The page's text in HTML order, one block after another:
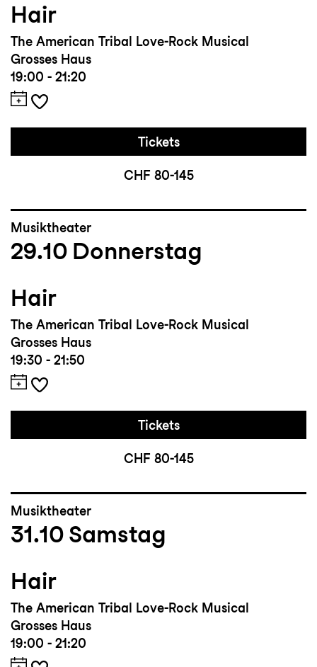
Hair
The American Tribal Love-Rock Musical
Grosses Haus
19:00 - 21:20
Tickets
CHF 80-145
Musiktheater
29.10 Donnerstag
Hair
The American Tribal Love-Rock Musical
Grosses Haus
19:30 - 21:50
Tickets
CHF 80-145
Musiktheater
31.10 Samstag
Hair
The American Tribal Love-Rock Musical
Grosses Haus
19:00 - 21:20